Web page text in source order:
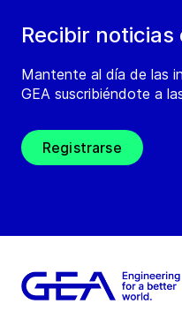
Recibir noticias
Mantente al día de las
GEA suscribiéndote a
Registrarse